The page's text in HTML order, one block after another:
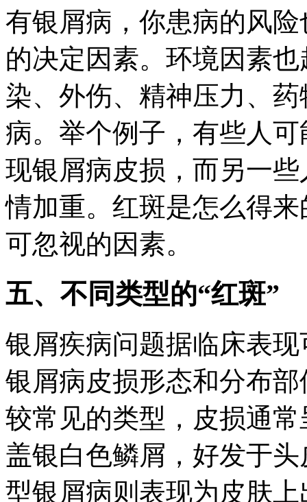
有银屑病，你患病的风
的决定因素。环境因素
染、外伤、精神压力、
病。举个例子，有些人
现银屑病皮损，而另一
情加重。红斑是怎么得
可忽视的因素。
五、不同类型的“红斑”
银屑疾病问题据临床表
银屑病皮损形态和分布
较常见的类型，皮损通
盖银白色鳞屑，好发于
型银屑病则表现为皮肤